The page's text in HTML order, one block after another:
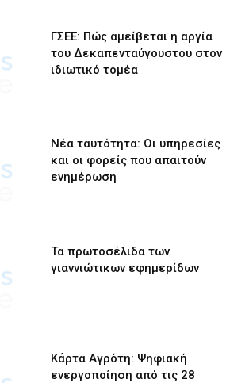
ΓΣΕΕ: Πώς αμείβεται η αργία
του Δεκαπενταύγουστου στον
ιδιωτικό τομέα
Νέα ταυτότητα: Οι υπηρεσίες
και οι φορείς που απαιτούν
ενημέρωση
Τα πρωτοσέλιδα των
γιαννιώτικων εφημερίδων
Κάρτα Αγρότη: Ψηφιακή
ενεργοποίηση από τις 28